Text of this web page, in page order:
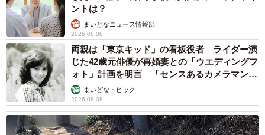
ントは？
まいどなニュース情報部
2026.08.08
両親は「東京キッド」の看板役者 ライダー演
じた42歳元俳優が再婚妻との「ウエディングフ
ォト」計画を明言 「センスあるカメラマン求
む」まいどなトピック
2026.08.08